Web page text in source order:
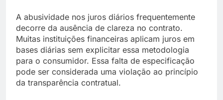
A abusividade nos juros diários frequentemente
decorre da ausência de clareza no contrato.
Muitas instituições financeiras aplicam juros em
bases diárias sem explicitar essa metodologia
para o consumidor. Essa falta de especificação
pode ser considerada uma violação ao princípio
da transparência contratual.